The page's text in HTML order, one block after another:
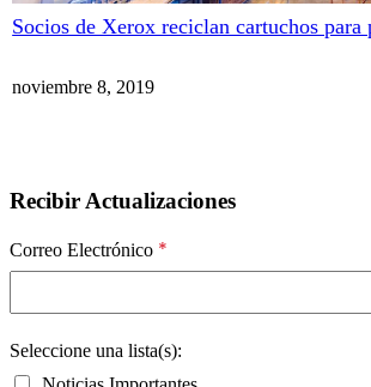
Socios de Xerox reciclan cartuchos para
noviembre 8, 2019
Recibir Actualizaciones
Correo Electrónico *
Seleccione una lista(s):